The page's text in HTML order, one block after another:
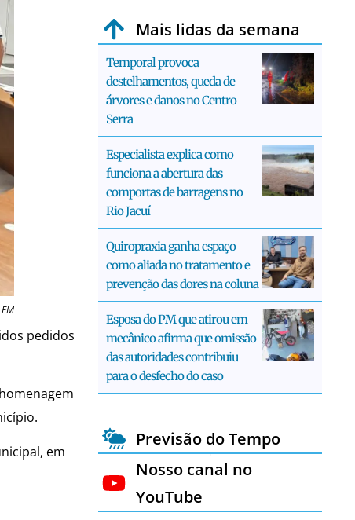
pedidos
em
Mais lidas da semana
Temporal provoca
destelhamentos, queda de
árvores e danos no Centro
Serra
Especialista explica como
funciona a abertura das
comportas de barragens no
Rio Jacuí
Quiropraxia ganha espaço
como aliada no tratamento e
prevenção das dores na coluna
Esposa do PM que atirou em
mecânico afirma que omissão
das autoridades contribuiu
para o desfecho do caso
Previsão do Tempo
Nosso canal no
YouTube